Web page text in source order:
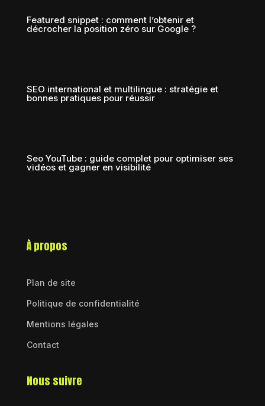
Featured snippet : comment l’obtenir et
décrocher la position zéro sur Google ?
SEO international et multilingue : stratégie et
bonnes pratiques pour réussir
Seo YouTube : guide complet pour optimiser ses
vidéos et gagner en visibilité
À propos
Plan de site
Politique de confidentialité
Mentions légales
Contact
Nous suivre